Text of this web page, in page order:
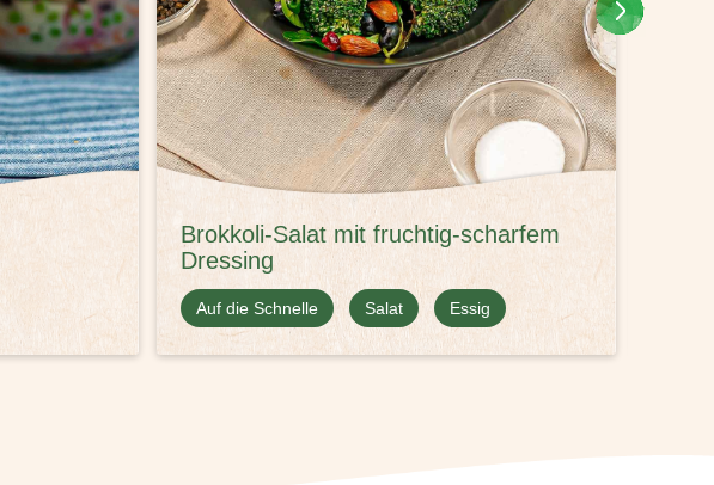
Brokkoli-Salat mit fruchtig-scharfem
Dressing
Auf die Schnelle Salat Essig